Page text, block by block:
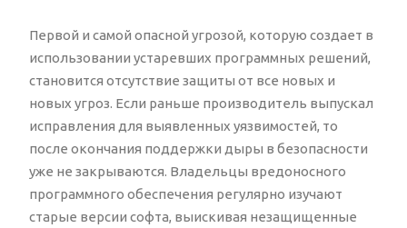
Первой и самой опасной угрозой, которую создает в
использовании устаревших программных решений,
становится отсутствие защиты от все новых и
новых угроз. Если раньше производитель выпускал
исправления для выявленных уязвимостей, то
после окончания поддержки дыры в безопасности
уже не закрываются. Владельцы вредоносного
программного обеспечения регулярно изучают
старые версии софта, выискивая незащищенные